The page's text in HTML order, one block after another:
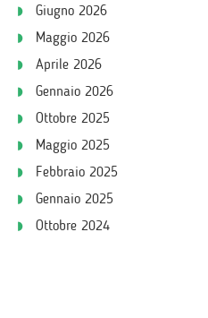
Giugno 2026
Maggio 2026
Aprile 2026
Gennaio 2026
Ottobre 2025
Maggio 2025
Febbraio 2025
Gennaio 2025
Ottobre 2024